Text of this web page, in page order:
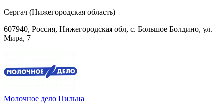
Сергач (Нижегородская область)
607940, Россия, Нижегородская обл, с. Большое Болдино, ул.
Мира, 7
Молочное дело Пильна